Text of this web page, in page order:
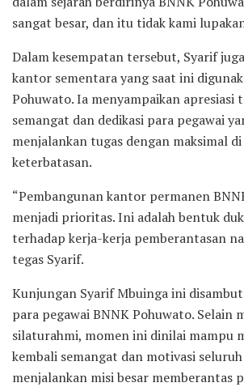
sangat besar, dan itu tidak kami
Dalam kesempatan tersebut, Syarif
kantor sementara yang saat ini
Pohuwato. Ia menyampaikan apresiasi
semangat dan dedikasi para pegawai
menjalankan tugas dengan maksimal
keterbatasan.
“Pembangunan kantor permanen
menjadi prioritas. Ini adalah bentuk
terhadap kerja-kerja pemberantasan
tegas Syarif.
Kunjungan Syarif Mbuinga ini
para pegawai BNNK Pohuwato. Selain
silaturahmi, momen ini dinilai mampu
kembali semangat dan motivasi
menjalankan misi besar memberantas